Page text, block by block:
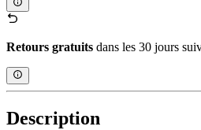
Retours gratuits dans les 30 jours
Description